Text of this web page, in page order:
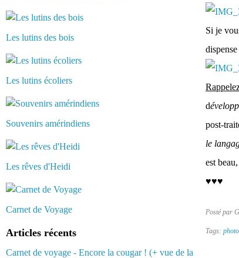
Les lutins des bois
Les lutins écoliers
Souvenirs amérindiens
Les rêves d'Heidi
Carnet de Voyage
Articles récents
Carnet de voyage - Encore la cougar ! (+ vue de la
Si je
d
post-
le
est
♥♥♥
Posté par
Tags: photo